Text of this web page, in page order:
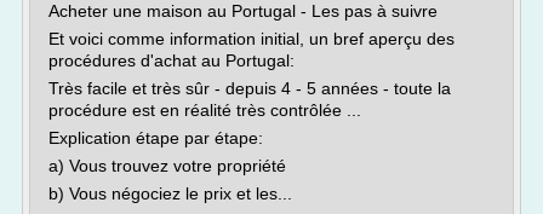
Acheter une maison au Portugal - Les pas à suivre
Et voici comme information initial, un bref aperçu des
procédures d'achat au Portugal:
Très facile et très sûr - depuis 4 - 5 années - toute la
procédure est en réalité très contrôlée ...
Explication étape par étape:
a) Vous trouvez votre propriété
b) Vous négociez le prix et les...